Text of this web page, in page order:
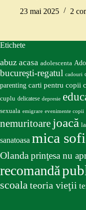
23 mai 2025
2
Etichete
abuz acasa adolescenta
bucureşti-regatul cadouri
parenting carti pentru copii
cuplu delicatese depresie
sexuala emigrare evenimente copii
nemuritoare joacă
sanatoasa mica
Olanda prinţesa nu
recomandă
scoala teoria vieţii